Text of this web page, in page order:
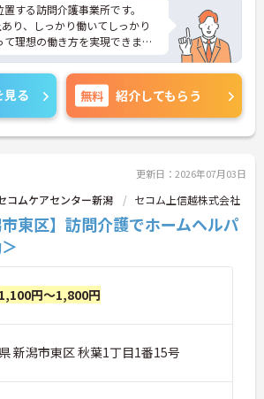
タート♪
たい方も歓迎です
階的に覚えられます
長できる職場です♪
する訪問介護事業所です。
り、しっかり働いてしっかり
理想の働き方を実現できま
活かして、転職後即戦力とし
ります。
お気軽にお問い合わせくださ
見る 無料 紹介してもらう
更新日：2026年07月03日
コムケアセンター新潟 セコム上信越株式会社
市東区】訪問介護でホームヘルパ
1,100円～1,800円
新潟市東区 秋葉1丁目1番15号